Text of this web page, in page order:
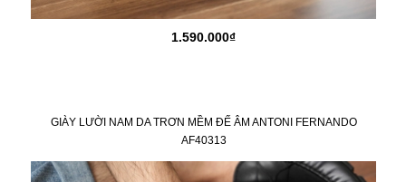
1.590.000₫
GIÀY LƯỜI NAM DA TRƠN MỀM ĐẾ ÂM ANTONI FERNANDO
AF40313